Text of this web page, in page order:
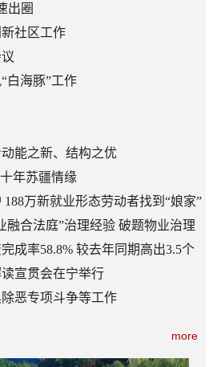
出圈
社区工作
白海豚”工作
能之新、结构之优
年苏疆情缘
188万新就业形态劳动者找到“娘家”
融合法庭”治理经验 破题物业治理
成率58.8% 较去年同期高出3.5个
宣贯会在宁举行
恶专项斗争等工作
more